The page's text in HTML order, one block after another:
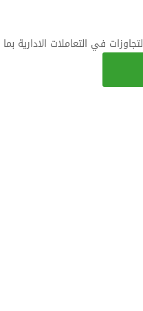
في التعاملات الادارية